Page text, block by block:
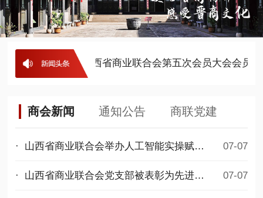
· 公示 · 山西省商业联合会第五次会员大会会员代
商会新闻 通知公告 商联党建
· 山西省商业联合会举办人工智能实操赋能公益培训 07-07
· 山西省商业联合会党支部被表彰为先进基层党组织 07-07